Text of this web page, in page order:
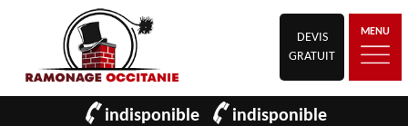
DEVIS
GRATUIT
MENU
indisponible indisponible